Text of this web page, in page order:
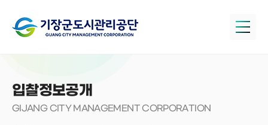
입찰정보공개
GIJANG CITY MANAGEMENT CORPORATION